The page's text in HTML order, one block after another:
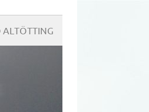
ALTÖTTING